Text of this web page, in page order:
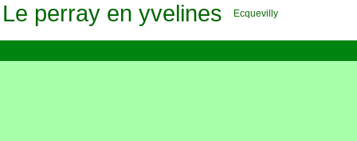
Le perray en yvelines Ecquevilly